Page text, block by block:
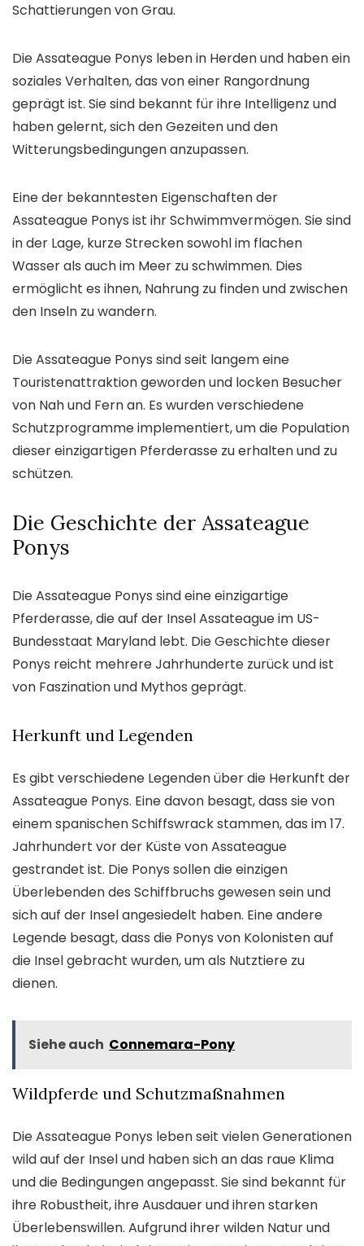
Schattierungen von Grau.
Die Assateague Ponys leben in Herden und haben ein
soziales Verhalten, das von einer Rangordnung
geprägt ist. Sie sind bekannt für ihre Intelligenz und
haben gelernt, sich den Gezeiten und den
Witterungsbedingungen anzupassen.
Eine der bekanntesten Eigenschaften der
Assateague Ponys ist ihr Schwimmvermögen. Sie sind
in der Lage, kurze Strecken sowohl im flachen
Wasser als auch im Meer zu schwimmen. Dies
ermöglicht es ihnen, Nahrung zu finden und zwischen
den Inseln zu wandern.
Die Assateague Ponys sind seit langem eine
Touristenattraktion geworden und locken Besucher
von Nah und Fern an. Es wurden verschiedene
Schutzprogramme implementiert, um die Population
dieser einzigartigen Pferderasse zu erhalten und zu
schützen.
Die Geschichte der Assateague
Ponys
Die Assateague Ponys sind eine einzigartige
Pferderasse, die auf der Insel Assateague im US-
Bundesstaat Maryland lebt. Die Geschichte dieser
Ponys reicht mehrere Jahrhunderte zurück und ist
von Faszination und Mythos geprägt.
Herkunft und Legenden
Es gibt verschiedene Legenden über die Herkunft der
Assateague Ponys. Eine davon besagt, dass sie von
einem spanischen Schiffswrack stammen, das im 17.
Jahrhundert vor der Küste von Assateague
gestrandet ist. Die Ponys sollen die einzigen
Überlebenden des Schiffbruchs gewesen sein und
sich auf der Insel angesiedelt haben. Eine andere
Legende besagt, dass die Ponys von Kolonisten auf
die Insel gebracht wurden, um als Nutztiere zu
dienen.
Siehe auch Connemara-Pony
Wildpferde und Schutzmaßnahmen
Die Assateague Ponys leben seit vielen Generationen
wild auf der Insel und haben sich an das raue Klima
und die Bedingungen angepasst. Sie sind bekannt für
ihre Robustheit, ihre Ausdauer und ihren starken
Überlebenswillen. Aufgrund ihrer wilden Natur und